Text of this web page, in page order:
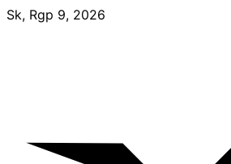
Skip
Sk, Rgp 9, 2026